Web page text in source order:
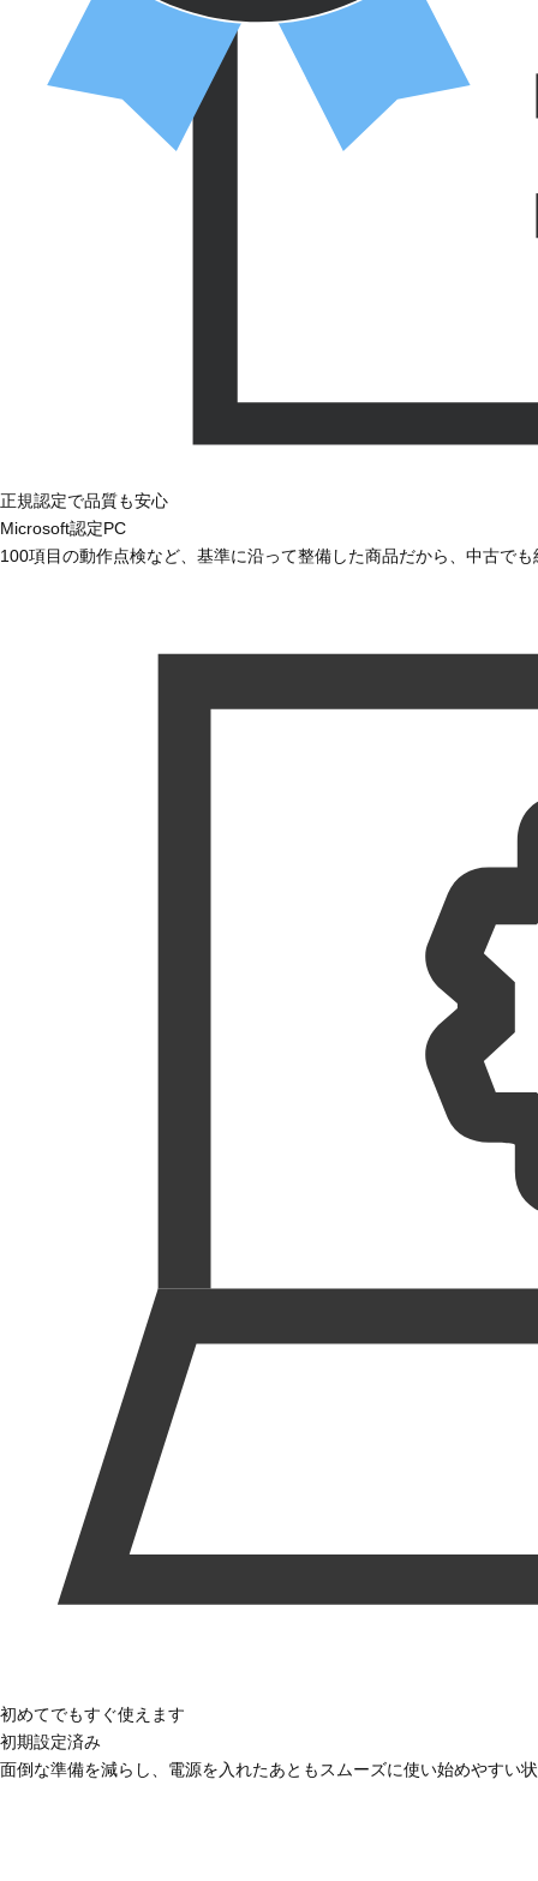
正規認定で品質も安心
Microsoft認定PC
100項目の動作点検など、基準に沿って整備した商品だから、中古で
初めてでもすぐ使えます
初期設定済み
面倒な準備を減らし、電源を入れたあともスムーズに使い始めやすい